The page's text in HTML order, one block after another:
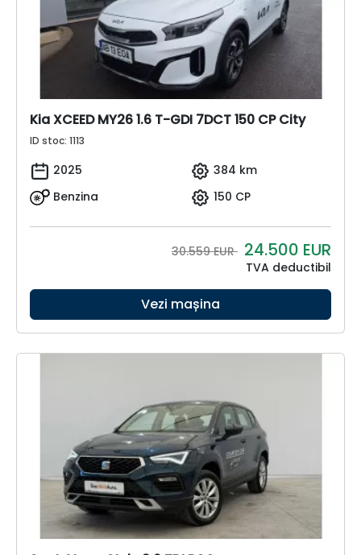
Kia XCEED MY26 1.6 T-GDI 7DCT 150 CP City
ID stoc: 1113
2025
384 km
Benzina
150 CP
30.559 EUR 24.500 EUR
TVA deductibil
Vezi mașina